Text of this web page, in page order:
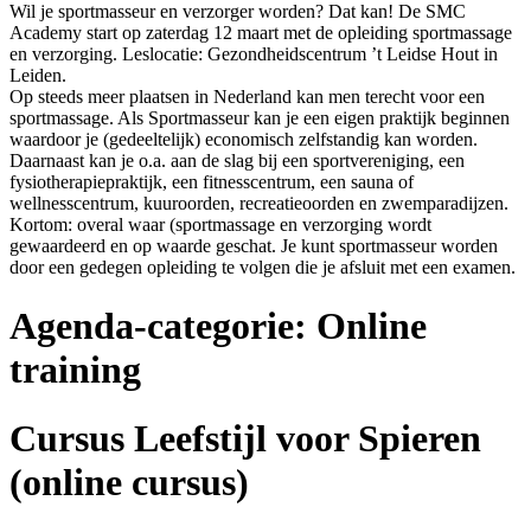
Wil je sportmasseur en verzorger worden? Dat kan! De SMC
Academy start op zaterdag 12 maart met de opleiding sportmassage
en verzorging. Leslocatie: Gezondheidscentrum ’t Leidse Hout in
Leiden.
Op steeds meer plaatsen in Nederland kan men terecht voor een
sportmassage. Als Sportmasseur kan je een eigen praktijk beginnen
waardoor je (gedeeltelijk) economisch zelfstandig kan worden.
Daarnaast kan je o.a. aan de slag bij een sportvereniging, een
fysiotherapiepraktijk, een fitnesscentrum, een sauna of
wellnesscentrum, kuuroorden, recreatieoorden en zwemparadijzen.
Kortom: overal waar (sportmassage en verzorging wordt
gewaardeerd en op waarde geschat. Je kunt sportmasseur worden
door een gedegen opleiding te volgen die je afsluit met een examen.
Agenda-categorie: Online
training
Cursus Leefstijl voor Spieren
(online cursus)